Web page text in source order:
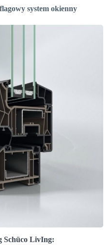
system okienny
Schüco LivIng: